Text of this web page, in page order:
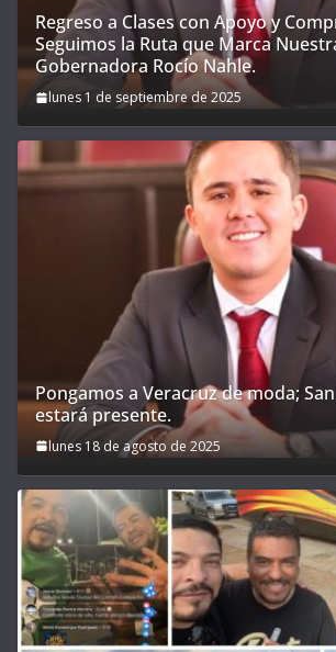
Regreso a Clases con Apoyo y
Seguimos la Ruta que Marca
Gobernadora Rocío Nahle.
lunes 1 de septiembre de 2025
Pongamos a Veracruz de moda;
estará presente.
lunes 18 de agosto de 2025